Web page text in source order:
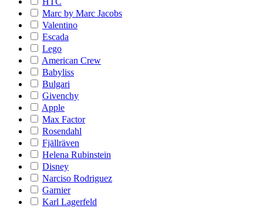
Marc by Marc Jacobs
Valentino
Escada
Lego
American Crew
Babyliss
Bulgari
Givenchy
Apple
Max Factor
Rosendahl
Fjällräven
Helena Rubinstein
Disney
Narciso Rodriguez
Garnier
Karl Lagerfeld